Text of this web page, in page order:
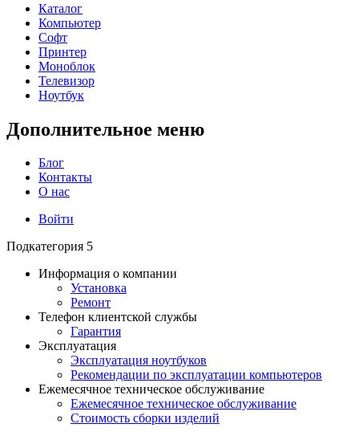
Каталог
Компьютер
Софт
Принтер
Моноблок
Телевизор
Ноутбук
Дополнительное меню
Блог
Контакты
О нас
Войти
Подкатегория 5
Информация о компании
Установка
Ремонт
Телефон клиентской службы
Гарантия
Эксплуатация
Эксплуатация ноутбуков
Рекомендации по эксплуатации компьютеров
Ежемесячное техническое обслуживание
Ежемесячное техническое обслуживание
Стоимость сборки изделий